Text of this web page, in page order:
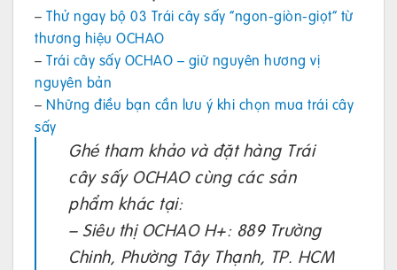
– Thử ngay bộ 03 Trái cây sấy “ngon-giòn-giọt” từ
thương hiệu OCHAO
– Trái cây sấy OCHAO – giữ nguyên hương vị
nguyên bản
– Những điều bạn cần lưu ý khi chọn mua trái cây
sấy
Ghé tham khảo và đặt hàng Trái
cây sấy OCHAO cùng các sản
phẩm khác tại:
– Siêu thị OCHAO H+: 889 Trường
Chinh, Phường Tây Thạnh, TP. HCM